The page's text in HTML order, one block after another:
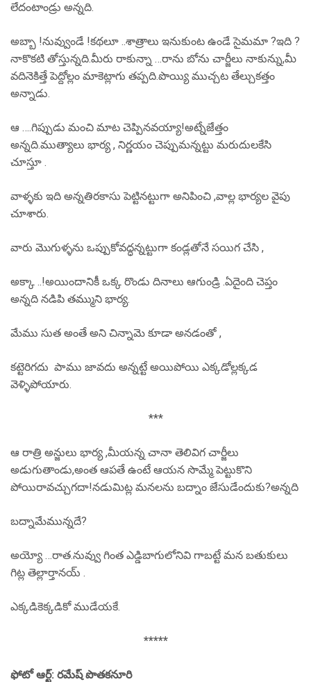
లేదంటాండ్రు అన్నది.
అబ్బా !నువ్వుండే !కథలూ ..శాత్రాలు ఇనుకుంట ఉండే సైమమా ?ఇది ?
నాకొకటి తోస్తున్నది.మీరు రాకున్నా …రాను బోను చార్జీలు నాకున్ను,మీ
వదినెకిత్తే పెద్దోల్లం మాకెట్లాగు తప్పది.పొయ్యి ముచ్చట తేల్చుకత్తం
అన్నాడు.
ఆ ….గిప్పుడు మంచి మాట చెప్పినవయ్యా!అట్నేజేత్తం
అన్నది.ముత్యాలు భార్య , నిర్ణయం చెప్పుమన్నట్టు మరుదులకేసి
చూస్తూ .
వాళ్ళకు ఇది అన్నతిరకాసు పెట్టినట్టుగా అనిపించి ,వాల్ల భార్యల వైపు
చూశారు.
వారు మొగుళ్ళను ఒప్పుకోవద్ధన్నట్టుగా కండ్లతోనే సయిగ చేసి ,
అక్కా ..!అయిందానికీ ఒక్క రొండు దినాలు ఆగుండ్రి .ఏదైంది చెప్తం
అన్నది నడిపి తమ్ముని భార్య.
మేము సుత అంతే అని చిన్నామె కూడా అనడంతో ,
కట్టెరిగదు పాము జావదు అన్నట్టే అయిపోయి ఎక్కడోల్లక్కడ
వెళ్ళిపోయారు.
***
ఆ రాత్రి అన్జులు భార్య ,మీయన్న చానా తెలివిగ చార్జీలు
అడుగుతాండు,అంత ఆపతే ఉంటే ఆయన సొమ్మే పెట్టుకొని
పోయిరావచ్చుగదా!నడుమిట్ల మనలను బద్నాం జేసుడేందుకు?అన్నది
బద్నామేమున్నదే?
అయ్యో …రాత.నువ్వు గింత ఎడ్డిబాగులోనివి గాబట్టే మన బతుకులు
గిట్ల తెల్లార్తానయ్ .
ఎక్కడికెక్కడికో ముడేయకే.
*****
ఫోటో ఆర్ట్: రమేష్ పొతకనూరి